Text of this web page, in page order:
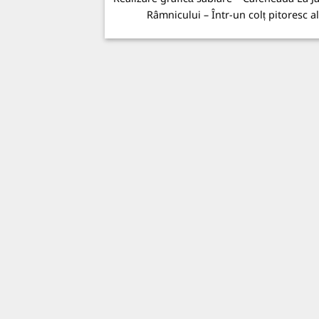
Râmnicului – Într-un colț pitoresc